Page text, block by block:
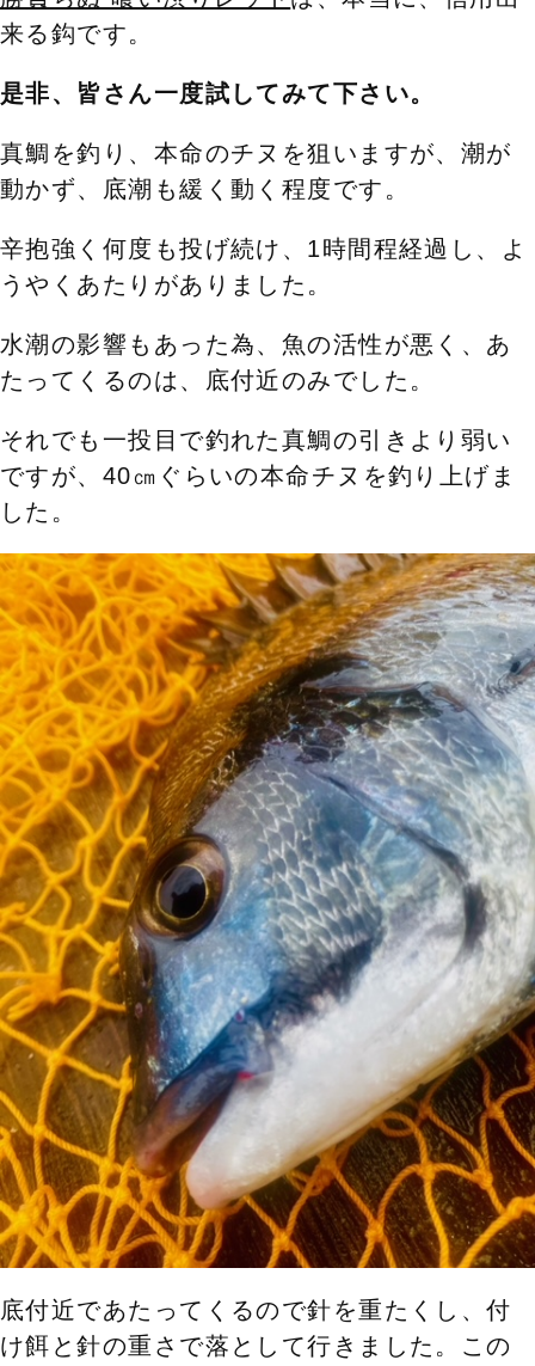
来る鈎です。
是非、皆さん一度試してみて下さい。
真鯛を釣り、本命のチヌを狙いますが、 潮が
動かず、底潮も緩く動く程度です。
辛抱強く何度も投げ続け、1時間程経過し、よ
うやくあたりがありました。
水潮の影響もあった為、魚の活性が悪く、あ
たってくるのは、底付近のみでした。
それでも一投目で釣れた真鯛の引きより弱い
ですが、40㎝ぐらいの本命チヌを釣り上げま
した。
底付近であたってくるので針を重たくし、付
け餌と針の重さで落として行きました。この